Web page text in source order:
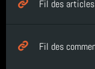
Fil des articles
Fil des